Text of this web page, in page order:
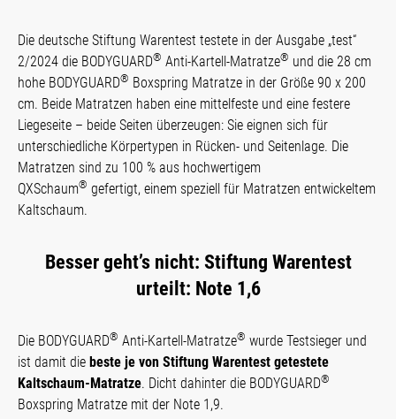
Die deutsche Stiftung Warentest testete in der Ausgabe „test“
2/2024 die BODYGUARD® Anti-Kartell-Matratze® und die 28 cm
hohe BODYGUARD® Boxspring Matratze in der Größe 90 x 200
cm. Beide Matratzen haben eine mittelfeste und eine festere
Liegeseite – beide Seiten überzeugen: Sie eignen sich für
unterschiedliche Körpertypen in Rücken- und Seitenlage. Die
Matratzen sind zu 100 % aus hochwertigem
QXSchaum® gefertigt, einem speziell für Matratzen entwickeltem
Kaltschaum.
Besser geht’s nicht: Stiftung Warentest
urteilt: Note 1,6
Die BODYGUARD® Anti-Kartell-Matratze® wurde Testsieger und
ist damit die beste je von Stiftung Warentest getestete
Kaltschaum-Matratze. Dicht dahinter die BODYGUARD®
Boxspring Matratze mit der Note 1,9.